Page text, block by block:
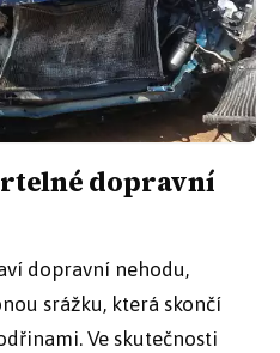
dopravní
dopravní nehodu,
srážku, která skončí
Ve skutečnosti